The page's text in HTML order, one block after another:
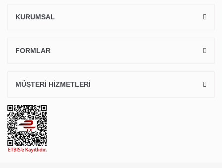
KURUMSAL
FORMLAR
MÜŞTERİ HİZMETLERİ